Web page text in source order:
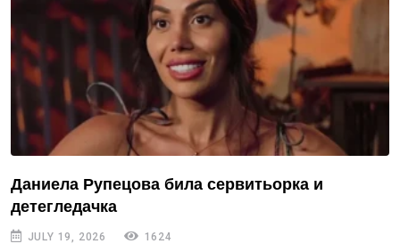
Даниела Рупецова била сервитьорка и
детегледачка
JULY 19, 2026 1624